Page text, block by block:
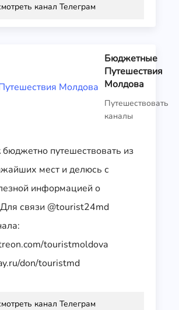
канал Телеграм
Бюджетные
Путешествия
Молдова
Путешествовать
каналы
путешествовать из
мест и делюсь с
информацией о
связи @tourist24md
touristmoldova
don/touristmd
канал Телеграм